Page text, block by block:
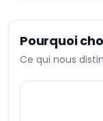
Pourquoi
Ce qui nous